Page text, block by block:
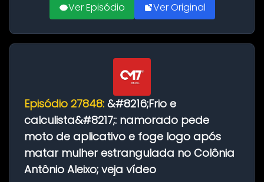
Ver Episódio Ver Original
Episódio 27848: &#8216;Frio e
calculista&#8217;: namorado pede
moto de aplicativo e foge logo após
matar mulher estrangulada no Colônia
Antônio Aleixo; veja vídeo